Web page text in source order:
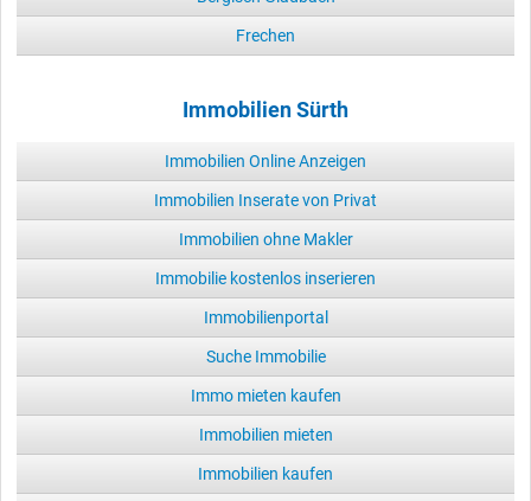
Frechen
Immobilien Sürth
Immobilien Online Anzeigen
Immobilien Inserate von Privat
Immobilien ohne Makler
Immobilie kostenlos inserieren
Immobilienportal
Suche Immobilie
Immo mieten kaufen
Immobilien mieten
Immobilien kaufen